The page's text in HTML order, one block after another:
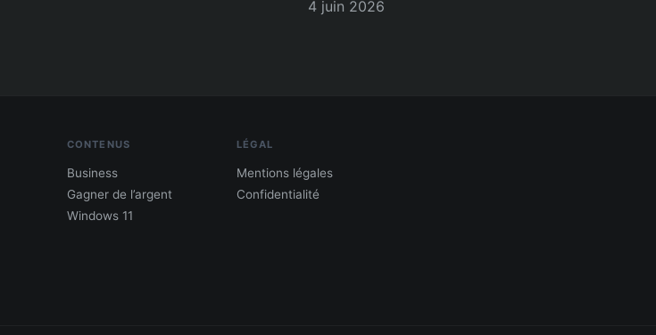
4 juin 2026
CONTENUS
Business
Gagner de l’argent
Windows 11
LÉGAL
Mentions légales
Confidentialité